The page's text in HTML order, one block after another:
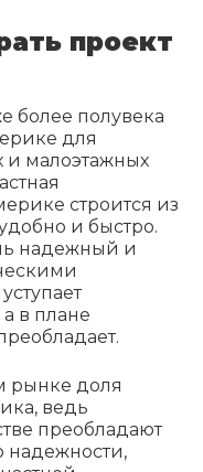
проект
более полувека
для
и малоэтажных
строится из
и быстро.
надежный и
в плане
рынке доля
ведь
преобладают
надежности,